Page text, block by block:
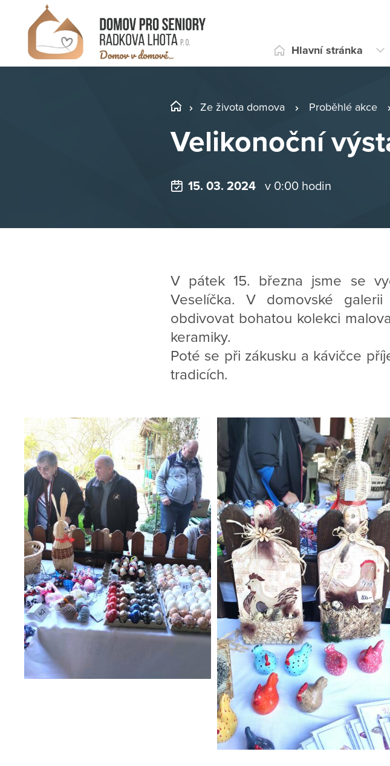
Hlavní stránka
Ze života domova Proběhlé akce
Velikonoční
15. 03. 2024 v 0:00 hodin
V pátek 15. března jsme se
Veselíčka. V domovské
obdivovat bohatou kolekci
keramiky.
Poté se při zákusku a kávičce
tradicích.